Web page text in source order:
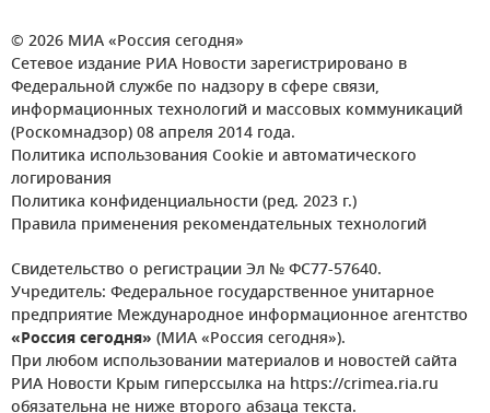
© 2026 МИА «Россия сегодня»
Сетевое издание РИА Новости зарегистрировано в
Федеральной службе по надзору в сфере связи,
информационных технологий и массовых коммуникаций
(Роскомнадзор) 08 апреля 2014 года.
Политика использования Cookie и автоматического
логирования
Политика конфиденциальности (ред. 2023 г.)
Правила применения рекомендательных технологий
Свидетельство о регистрации Эл № ФС77-57640.
Учредитель: Федеральное государственное унитарное
предприятие Международное информационное агентство
«Россия сегодня» (МИА «Россия сегодня»).
При любом использовании материалов и новостей сайта
РИА Новости Крым гиперссылка на https://crimea.ria.ru